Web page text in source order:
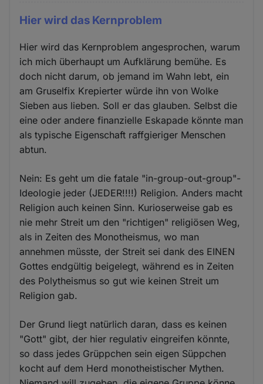
Hier wird das Kernproblem
Hier wird das Kernproblem angesprochen, warum
ich mich überhaupt um Aufklärung bemühe. Es
doch nicht darum, ob jemand im Wahn lebt, ein
am Gruselfix Krepierter würde ihn von Wolke
Sieben aus lieben. Soll er das glauben. Selbst die
eine oder andere finanzielle Eskapade könnte man
als typische Eigenschaft raffgieriger Menschen
abtun.
Nein: Es geht um die fatale "in-group-out-group"-
Ideologie jeder (JEDER!!!!) Religion. Anders macht
Religion auch keinen Sinn. Kurioserweise gab es
nie mehr Streit um den "richtigen" religiösen Weg,
als in Zeiten des Monotheismus, wo man
annehmen müsste, der Streit sei dank des EINEN
Gottes endgültig beigelegt, während es in Zeiten
des Polytheismus so gut wie keinen Streit um
Religion gab.
Der Grund liegt natürlich daran, dass es keinen
"Gott" gibt, der hier regulativ eingreifen könnte,
so dass jedes Grüppchen sein eigen Süppchen
kocht auf dem Herd monotheistischer Mythen.